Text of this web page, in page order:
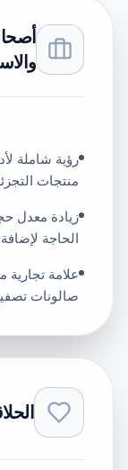
رؤية شاملة
منتجات
زيادة معدل
الحاجة
علامة تجارية
صالونات